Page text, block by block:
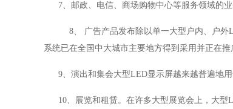
7、 邮政、电信、商场购物中心等服务领域的
8、 广告产品发布除以单一大型户内、户外
系统已在全国中大城市主要地方得到采用并正在推
9、 演出和集会大型LED显示屏越来越普遍地
10、 展览和租赁。在许多大型展览会上，大型